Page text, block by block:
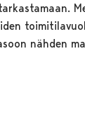
nähden